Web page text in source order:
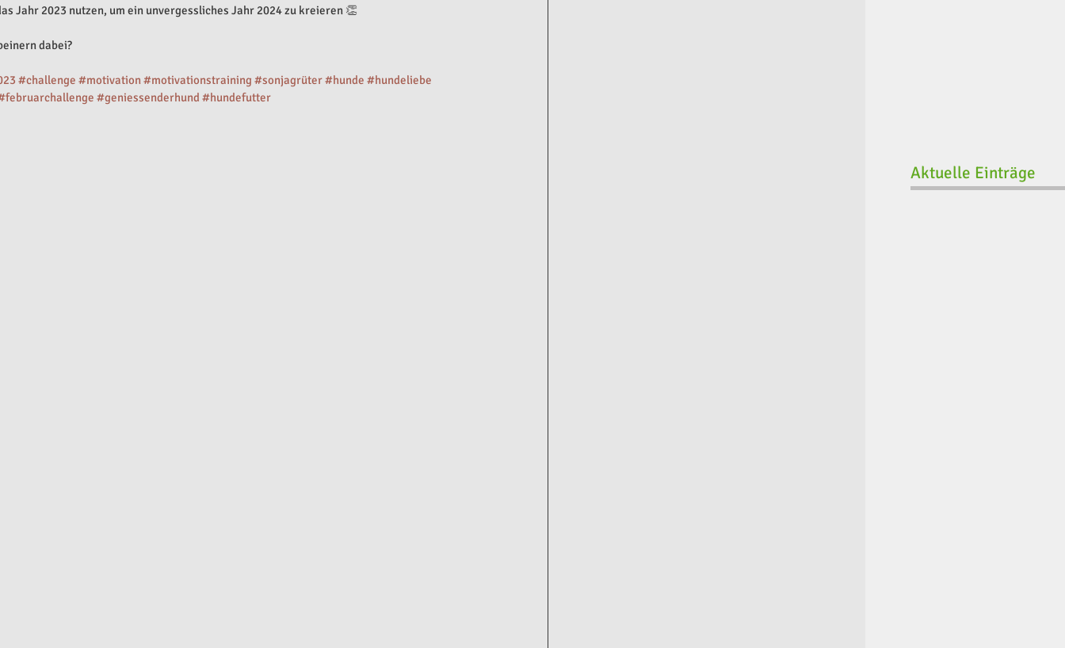
Jahr 2023 nutzen, um ein unvergessliches Jahr 2024 zu kreieren 👏
dabei?
#challenge #motivation#motivationstraining #sonjagrüter#hunde #hundeliebe
#geniessenderhund #hundefutter
Aktuelle Einträge